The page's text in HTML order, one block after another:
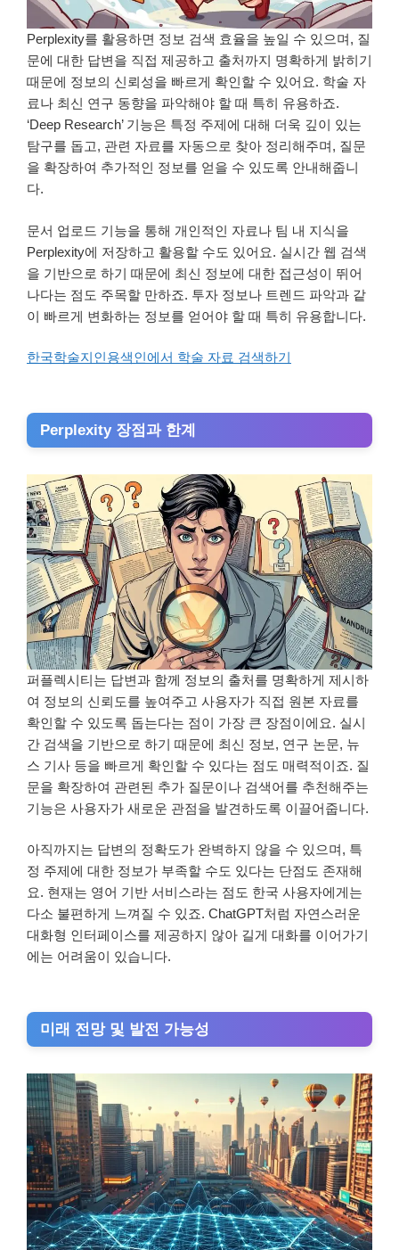
Perplexity를 활용하면 정보 검색 효율을 높일 수 있으며, 질
문에 대한 답변을 직접 제공하고 출처까지 명확하게 밝히기
때문에 정보의 신뢰성을 빠르게 확인할 수 있어요. 학술 자
료나 최신 연구 동향을 파악해야 할 때 특히 유용하죠.
‘Deep Research’ 기능은 특정 주제에 대해 더욱 깊이 있는
탐구를 돕고, 관련 자료를 자동으로 찾아 정리해주며, 질문
을 확장하여 추가적인 정보를 얻을 수 있도록 안내해줍니
다.
문서 업로드 기능을 통해 개인적인 자료나 팀 내 지식을
Perplexity에 저장하고 활용할 수도 있어요. 실시간 웹 검색
을 기반으로 하기 때문에 최신 정보에 대한 접근성이 뛰어
나다는 점도 주목할 만하죠. 투자 정보나 트렌드 파악과 같
이 빠르게 변화하는 정보를 얻어야 할 때 특히 유용합니다.
한국학술지인용색인에서 학술 자료 검색하기
Perplexity 장점과 한계
퍼플렉시티는 답변과 함께 정보의 출처를 명확하게 제시하
여 정보의 신뢰도를 높여주고 사용자가 직접 원본 자료를
확인할 수 있도록 돕는다는 점이 가장 큰 장점이에요. 실시
간 검색을 기반으로 하기 때문에 최신 정보, 연구 논문, 뉴
스 기사 등을 빠르게 확인할 수 있다는 점도 매력적이죠. 질
문을 확장하여 관련된 추가 질문이나 검색어를 추천해주는
기능은 사용자가 새로운 관점을 발견하도록 이끌어줍니다.
아직까지는 답변의 정확도가 완벽하지 않을 수 있으며, 특
정 주제에 대한 정보가 부족할 수도 있다는 단점도 존재해
요. 현재는 영어 기반 서비스라는 점도 한국 사용자에게는
다소 불편하게 느껴질 수 있죠. ChatGPT처럼 자연스러운
대화형 인터페이스를 제공하지 않아 길게 대화를 이어가기
에는 어려움이 있습니다.
미래 전망 및 발전 가능성